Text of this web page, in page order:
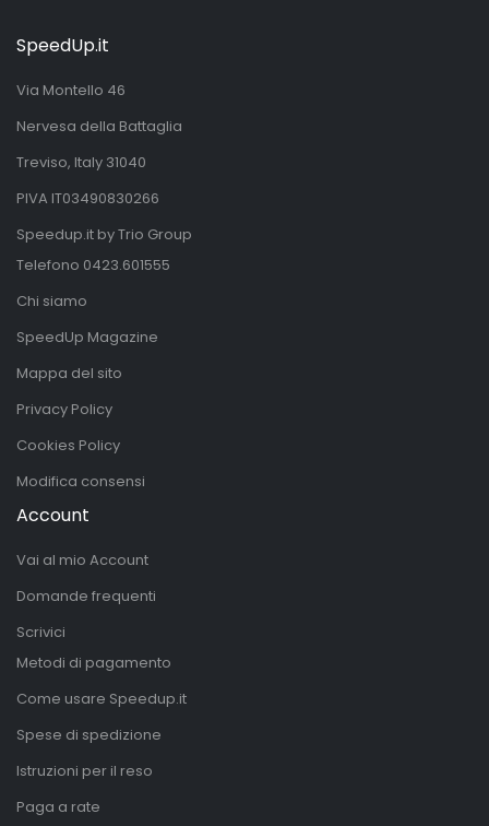
SpeedUp.it
Via Montello 46
Nervesa della Battaglia
Treviso, Italy 31040
PIVA IT03490830266
Speedup.it by Trio Group
Telefono 0423.601555
Chi siamo
SpeedUp Magazine
Mappa del sito
Privacy Policy
Cookies Policy
Modifica consensi
Account
Vai al mio Account
Domande frequenti
Scrivici
Metodi di pagamento
Come usare Speedup.it
Spese di spedizione
Istruzioni per il reso
Paga a rate